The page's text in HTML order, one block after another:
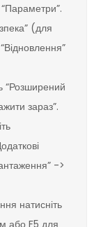
(для
“Розширений
зараз”.
->
натисніть
або F5 для